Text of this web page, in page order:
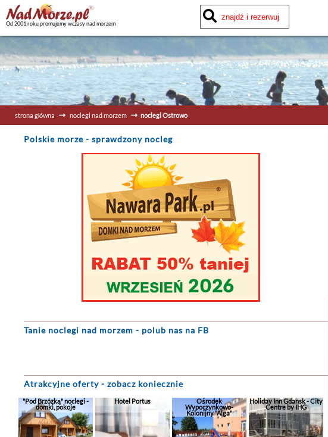
Od 2001 roku promujemy wczasy nad morzem
strona główna noclegi nad morzem noclegi Ostrowo
Polskie morze - sprawdzony nocleg
Tanie noclegi nad morzem - polub nas na FB
Atrakcyjne oferty - zobacz koniecznie
"Pod Brzózką" noclegi -
domki, pokoje
Hotel Portus Ośrodek
Wypoczynkowo-
Kolonijny "Alga"
Holiday Inn Gdansk - City
Centre by IHG